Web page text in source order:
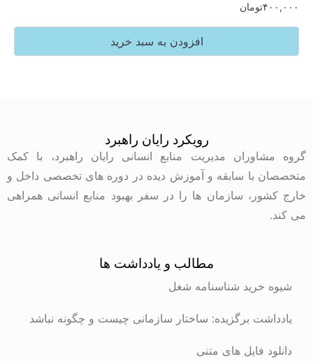
تومان
افزودن به سبد خرید
رویکرد رایان راهبرد
مدیریت منابع انسانی رایان راهبرد، با کمک
با سابقه و آموزش دیده در دوره های تخصصی داخل و
سازمان ها را در سفر بهبود منابع انسانی همراهی
مطالب و یادداشت ها
شناسنامه شغل
برگزیده: ساختار سازمانی چیست و چگونه نباشد
فایل های متنی